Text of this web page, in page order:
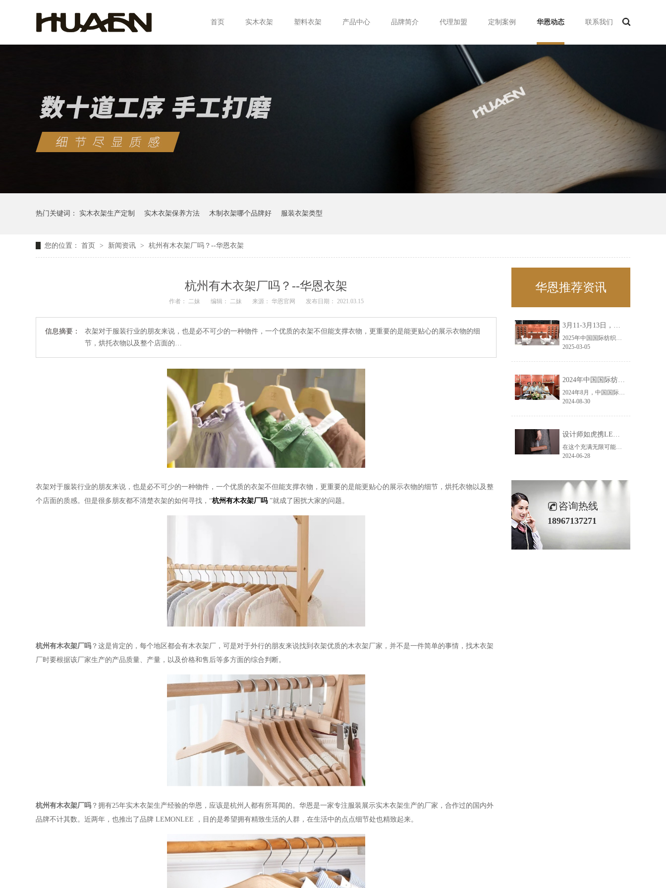
首页 实木衣架 塑料衣架 产品中心 品牌简介 代理加盟 定制案例 华恩动态 联系我们
热门关键词： 实木衣架生产定制 实木衣架保养方法 木制衣架哪个品牌好 服装衣架类型
您的位置： 首页 > 新闻资讯 > 杭州有木衣架厂吗？--华恩衣架
杭州有木衣架厂吗？--华恩衣架
作者： 二妹 编辑： 二妹 来源： 华恩官网 发布日期： 2021.03.15
信息摘要：
衣架对于服装行业的朋友来说，也是必不可少的一种物件，一个优质的衣架不但能支撑衣物，更重要的是能更贴心的展示衣物的细
节，烘托衣物以及整个店面的…
衣架对于服装行业的朋友来说，也是必不可少的一种物件，一个优质的衣架不但能支撑衣物，更重要的是能更贴心的展示衣物的细节，烘托衣物以及整
个店面的质感。但是很多朋友都不清楚衣架的如何寻找， “杭州有木衣架厂吗 ”就成了困扰大家的问题。
杭州有木衣架厂吗 ？这是肯定的，每个地区都会有木衣架厂，可是对于外行的朋友来说找到衣架优质的木衣架厂家，并不是一件简单的事情，找木衣架
厂时要根据该厂家生产的产品质量、产量，以及价格和售后等多方面的综合判断。
杭州有木衣架厂吗 ？拥有25年实木衣架生产经验的华恩，应该是杭州人都有所耳闻的。华恩是一家专注服装展示实木衣架生产的厂家，合作过的国内外
品牌不计其数。近两年，也推出了品牌 LEMONLEE ，目的是希望拥有精致生活的人群，在生活中的点点细节处也精致起来。
华恩推荐资讯
3月11-3月13日，华恩诚邀您共赴上海面辅料春夏展——华恩
2025年中国国际纺织面料及辅料（春夏）博览会即将盛大开启！感谢您对华恩品牌的关注！3.11-3.13，杭州华恩（LEMONLEE）诚邀您共赴这场春日的宴会！
2025-03-05
2024年中国国际纺织面料及辅料（秋冬）博览会完美收官！——华恩
2024年8月，中国国际纺织面料及辅料（秋冬）博览会完美收官！作为一家拥有30年历史的专业衣架制造商，我们非常荣幸能够参与这一盛会，并在此期间与众多客户进行了广泛而深入的交流。
2024-08-30
设计师如虎携LEMONLEE红雪松礼盒荣获第六届未来·已来香港新锐当代设计奖铜奖
在这个充满无限可能的2024年夏季，LEMONLEE品牌设计师如虎以其非凡的创意与对自然的深刻理解，精心打造的红雪松木球礼盒，在“2024未来·已来——第六届香港新锐当代设计奖”中摘得铜奖。这不仅是对设计师如虎原创设计能力的嘉奖，更是对LEMONLEE品牌的高度认可。
2024-06-28
咨询热线
18967137271